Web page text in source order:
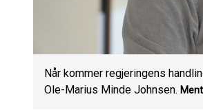
Når kommer regjeringens
Ole-Marius Minde Johnsen.